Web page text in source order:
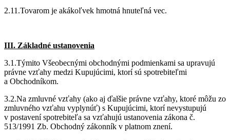
2.11.Tovarom je akákoľvek hmotná hnuteľná vec.
III. Základné ustanovenia
3.1.Týmito Všeobecnými obchodnými podmienkami sa upravujú
právne vzťahy medzi Kupujúcimi, ktorí sú spotrebiteľmi
a Obchodníkom.
3.2.Na zmluvné vzťahy (ako aj ďalšie právne vzťahy, ktoré môžu zo
zmluvného vzťahu vyplynúť) s Kupujúcimi, ktorí nevystupujú
v postavení spotrebiteľa sa vzťahujú ustanovenia zákona č.
513/1991 Zb. Obchodný zákonník v platnom znení.